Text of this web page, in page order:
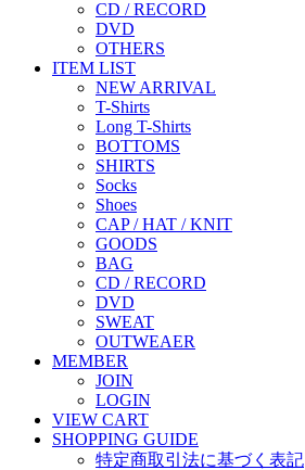
CD / RECORD
DVD
OTHERS
ITEM LIST
NEW ARRIVAL
T-Shirts
Long T-Shirts
BOTTOMS
SHIRTS
Socks
Shoes
CAP / HAT / KNIT
GOODS
BAG
CD / RECORD
DVD
SWEAT
OUTWEAER
MEMBER
JOIN
LOGIN
VIEW CART
SHOPPING GUIDE
特定商取引法に基づく表記